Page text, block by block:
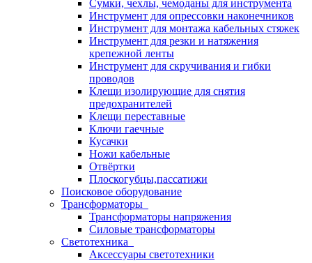
Сумки, чехлы, чемоданы для инструмента
Инструмент для опрессовки наконечников
Инструмент для монтажа кабельных стяжек
Инструмент для резки и натяжения
крепежной ленты
Инструмент для скручивания и гибки
проводов
Клещи изолирующие для снятия
предохранителей
Клещи переставные
Ключи гаечные
Кусачки
Ножи кабельные
Отвёртки
Плоскогубцы,пассатижи
Поисковое оборудование
Трансформаторы
Трансформаторы напряжения
Силовые трансформаторы
Светотехника
Аксессуары светотехники